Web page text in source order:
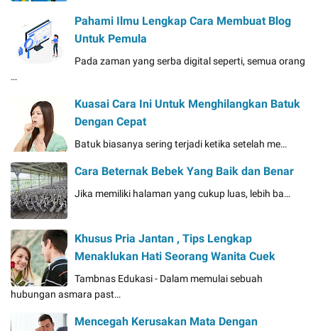
Pahami Ilmu Lengkap Cara Membuat Blog
Untuk Pemula
Pada zaman yang serba digital seperti, semua orang
…
Kuasai Cara Ini Untuk Menghilangkan Batuk
Dengan Cepat
Batuk biasanya sering terjadi ketika setelah me…
Cara Beternak Bebek Yang Baik dan Benar
Jika memiliki halaman yang cukup luas, lebih ba…
Khusus Pria Jantan , Tips Lengkap
Menaklukan Hati Seorang Wanita Cuek
Tambnas Edukasi - Dalam memulai sebuah
hubungan asmara past…
Mencegah Kerusakan Mata Dengan